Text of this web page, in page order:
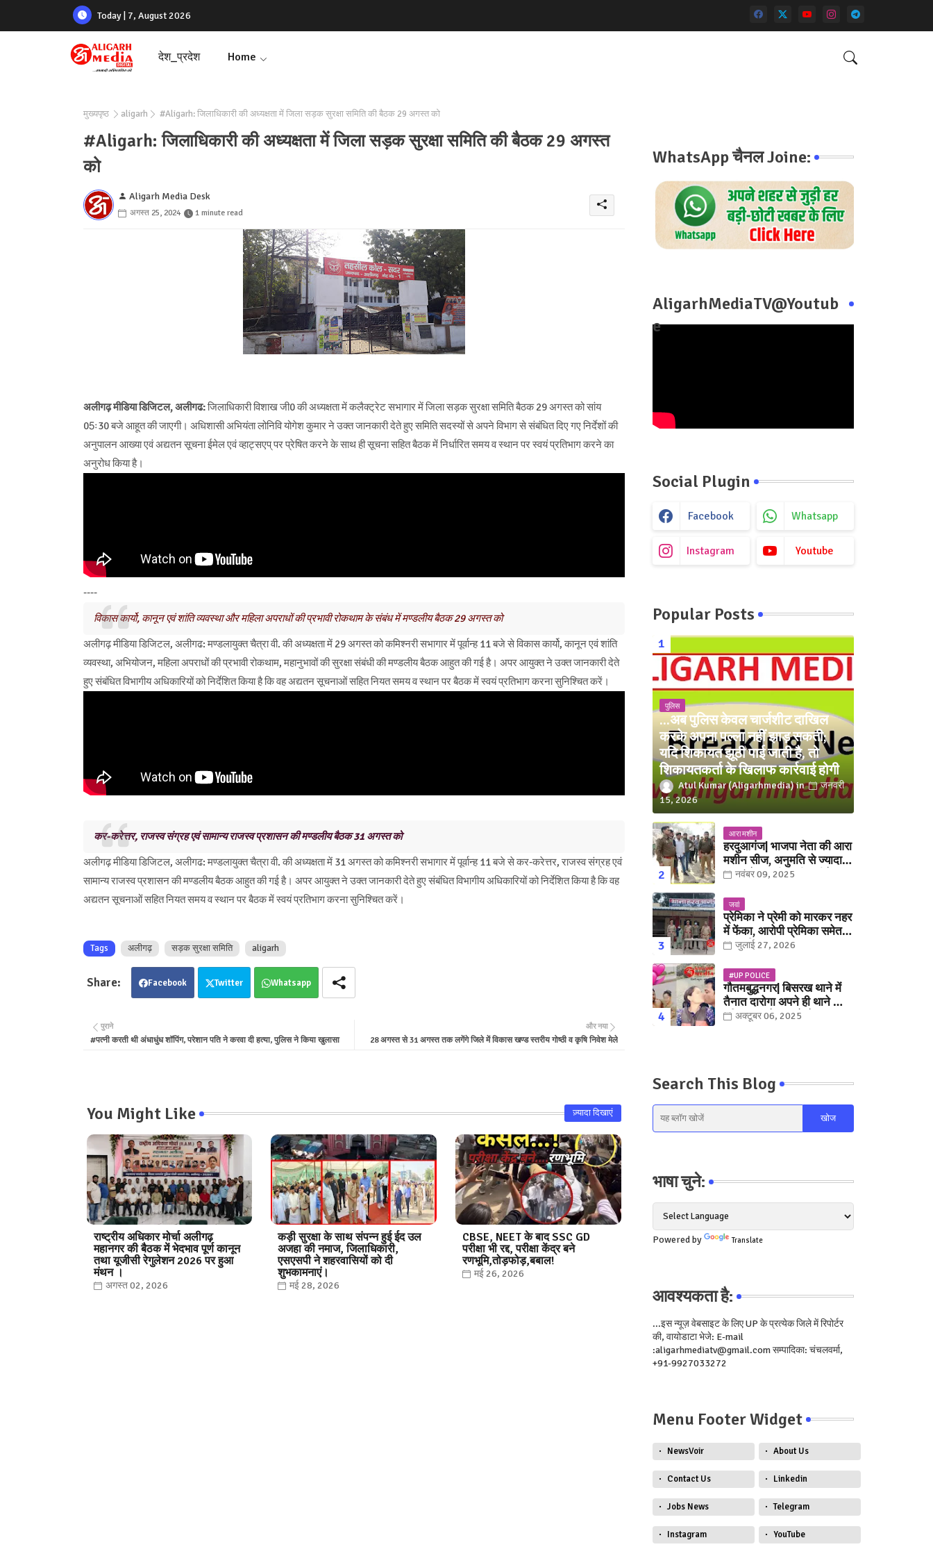
Today | 7, August 2026
देश_प्रदेश Home
मुख्यपृष्ठ aligarh #Aligarh: जिलाधिकारी की अध्यक्षता में जिला सड़क सुरक्षा समिति की बैठक 29 अगस्त को
#Aligarh: जिलाधिकारी की अध्यक्षता में जिला सड़क सुरक्षा समिति की बैठक 29 अगस्त
को
Aligarh Media Desk
अगस्त 25, 2024 1 minute read
अलीगढ़ मीडिया डिजिटल, अलीगढ:जिलाधिकारी विशाख जी0 की अध्यक्षता में कलैक्ट्रेट सभागार में जिला सड़क सुरक्षा समिति बैठक 29 अगस्त को सांय
05ः30 बजे आहूत की जाएगी। अधिशासी अभियंता लोनिवि योगेश कुमार ने उक्त जानकारी देते हुए समिति सदस्यों से अपने विभाग से संबंधित दिए गए निर्देशों की
अनुपालन आख्या एवं अद्यतन सूचना ईमेल एवं व्हाट्सएप् पर प्रेषित करने के साथ ही सूचना सहित बैठक में निर्धारित समय व स्थान पर स्वयं प्रतिभाग करने का
अनुरोध किया है।
----
विकास कार्यो, कानून एवं शांति व्यवस्था और महिला अपराधों की प्रभावी रोकथाम के संबंध में मण्डलीय बैठक 29 अगस्त को
अलीगढ़ मीडिया डिजिटल, अलीगढ: मण्डलायुक्त चैत्रा वी. की अध्यक्षता में 29 अगस्त को कमिश्नरी सभागार में पूर्वान्ह 11 बजे से विकास कार्यो, कानून एवं शांति
व्यवस्था, अभियोजन, महिला अपराधों की प्रभावी रोकथाम, महानुभावों की सुरक्षा संबंधी की मण्डलीय बैठक आहुत की गई है। अपर आयुक्त ने उक्त जानकारी देते
हुए संबंधित विभागीय अधिकारियों को निर्देशित किया है कि वह अद्यतन सूचनाओं सहित नियत समय व स्थान पर बैठक में स्वयं प्रतिभाग करना सुनिश्चित करें।
कर-करेत्तर, राजस्व संग्रह एवं सामान्य राजस्व प्रशासन की मण्डलीय बैठक 31 अगस्त को
अलीगढ़ मीडिया डिजिटल, अलीगढ: मण्डलायुक्त चैत्रा वी. की अध्यक्षता में 31 अगस्त को कमिश्नरी सभागार में पूर्वान्ह 11 बजे से कर-करेत्तर, राजस्व संग्रह एवं
सामान्य राजस्व प्रशासन की मण्डलीय बैठक आहुत की गई है। अपर आयुक्त ने उक्त जानकारी देते हुए संबंधित विभागीय अधिकारियों को निर्देशित किया है कि वह
अद्यतन सूचनाओं सहित नियत समय व स्थान पर बैठक में स्वयं प्रतिभाग करना सुनिश्चित करें।
Tags अलीगढ़ सड़क सुरक्षा समिति aligarh
Facebook Twitter Whatsapp
और नया
28 अगस्त से 31 अगस्त तक लगेंगे जिले में विकास खण्ड स्तरीय गोष्ठी व कृषि निवेश मेले
पुराने
#पत्नी करती थी अंधाधुंध शॉपिंग, परेशान पति ने करवा दी हत्या, पुलिस ने किया खुलासा
You Might Like ज़्यादा दिखाएं
राष्ट्रीय अधिकार मोर्चा अलीगढ़
महानगर की बैठक में भेदभाव पूर्ण कानून
तथा यूजीसी रेगुलेशन 2026 पर हुआ
मंथन ।
अगस्त 02, 2026
कड़ी सुरक्षा के साथ संपन्न हुई ईद उल
अजहा की नमाज, जिलाधिकारी,
एसएसपी ने शहरवासियों को दी
शुभकामनाएं।
मई 28, 2026
CBSE, NEET के बाद SSC GD
परीक्षा भी रद्द, परीक्षा केंद्र बने
रणभूमि,तोड़फोड़,बबाल!
मई 26, 2026
WhatsApp चैनल Joine:
AligarhMediaTV@Youtub
e
Social Plugin
Facebook Whatsapp
Instagram Youtube
Popular Posts
पुलिस
...अब पुलिस केवल चार्जशीट दाखिल
करके अपना पल्ला नहीं झाड़ सकती;
यदि शिकायत झूठी पाई जाती है, तो
शिकायतकर्ता के खिलाफ कार्रवाई होगी
Atul Kumar (Aligarhmedia)
जनवरी
15, 2026
आरा मशीन
हरदुआगंज| भाजपा नेता की आरा
मशीन सीज, अनुमति से ज्यादा
संख्या में चलती मिली मशीनें
नवंबर 09, 2025
जवां
प्रेमिका ने प्रेमी को मारकर नहर
में फेंका, आरोपी प्रेमिका समेत
युवक गिरफ्तार
जुलाई 27, 2026
#UP POLICE
गौतमबुद्धनगर| बिसरख थाने में
तैनात दारोगा अपने ही थाने क़ी
महिला कांस्टेबल को लेकर हुए
अक्टूबर 06, 2025
Search This Blog
भाषा चुने:
Powered by Translate
आवश्यकता है:
...इस न्यूज़ वेबसाइट के लिए UP के प्रत्येक जिले में रिपोर्टर
की, वायोडाटा भेजे: E-mail
:aligarhmediatv@gmail.com सम्पादिका: चंचलवर्मा,
+91-9927033272
Menu Footer Widget
NewsVoir About Us
Contact Us Linkedin
Jobs News Telegram
Instagram YouTube